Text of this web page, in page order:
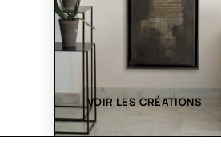
LES CRÉATIONS